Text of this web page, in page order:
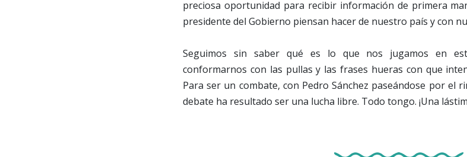
preciosa oportunidad para recibir información de primera
presidente del Gobierno piensan hacer de nuestro país y con
Seguimos sin saber qué es lo que nos jugamos en
conformarnos con las pullas y las frases hueras con que
Para ser un combate, con Pedro Sánchez paseándose por el
debate ha resultado ser una lucha libre. Todo tongo. ¡Una